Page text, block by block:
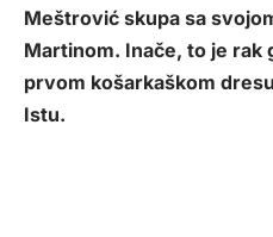
Meštrović skupa sa
Martinom. Inače, to je rak
prvom košarkaškom
Istu.